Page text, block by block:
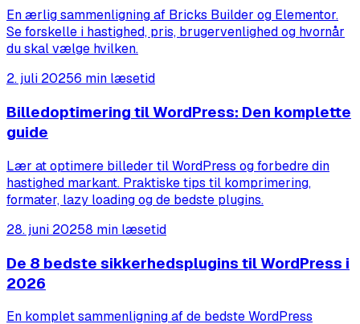
En ærlig sammenligning af Bricks Builder og Elementor.
Se forskelle i hastighed, pris, brugervenlighed og hvornår
du skal vælge hvilken.
2. juli 20256 min læsetid
Billedoptimering til WordPress: Den komplette
guide
Lær at optimere billeder til WordPress og forbedre din
hastighed markant. Praktiske tips til komprimering,
formater, lazy loading og de bedste plugins.
28. juni 20258 min læsetid
De 8 bedste sikkerhedsplugins til WordPress i
2026
En komplet sammenligning af de bedste WordPress